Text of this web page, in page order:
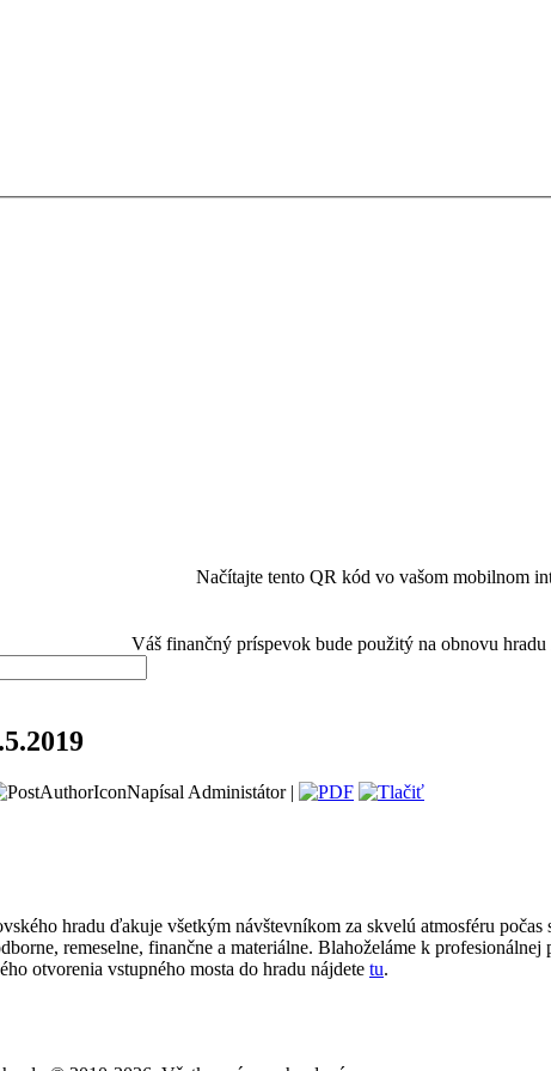
Načítajte tento QR kód vo vašom mobilnom
Váš finančný príspevok bude použitý na obnovu
Napísal Administátor |
hradu ďakuje všetkým návštevníkom za skvelú atmosféru
remeselne, finančne a materiálne. Blahoželáme k profesionálnej
otvorenia vstupného mosta do hradu nájdete tu.